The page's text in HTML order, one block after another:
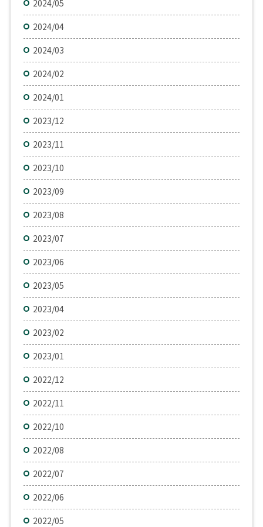
2024/05
2024/04
2024/03
2024/02
2024/01
2023/12
2023/11
2023/10
2023/09
2023/08
2023/07
2023/06
2023/05
2023/04
2023/02
2023/01
2022/12
2022/11
2022/10
2022/08
2022/07
2022/06
2022/05